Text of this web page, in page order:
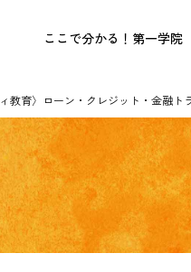
ここで分かる！第一学院
ィ教育〉ローン・クレジット・金融ト